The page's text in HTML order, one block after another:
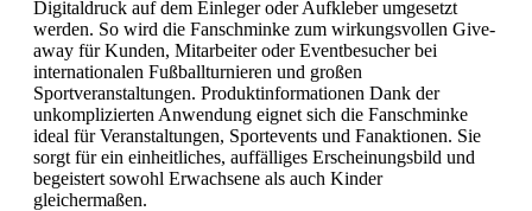
Digitaldruck auf dem Einleger oder Aufkleber umgesetzt
werden. So wird die Fanschminke zum wirkungsvollen Give-
away für Kunden, Mitarbeiter oder Eventbesucher bei
internationalen Fußballturnieren und großen
Sportveranstaltungen. Produktinformationen Dank der
unkomplizierten Anwendung eignet sich die Fanschminke
ideal für Veranstaltungen, Sportevents und Fanaktionen. Sie
sorgt für ein einheitliches, auffälliges Erscheinungsbild und
begeistert sowohl Erwachsene als auch Kinder
gleichermaßen.